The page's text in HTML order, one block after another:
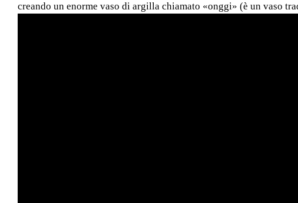
creando un enorme vaso di argilla chiamato «onggi» (è un vaso